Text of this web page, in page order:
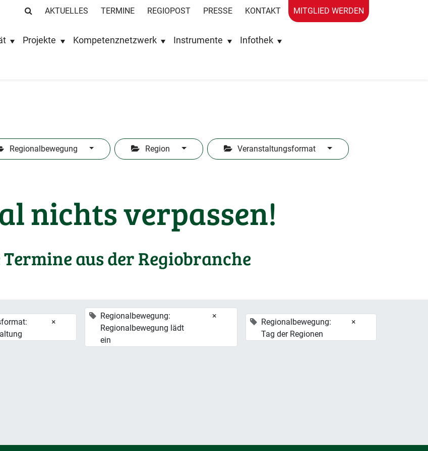
AKTUELLES TERMINE REGIOPOST PRESSE KONTAKT MITGLIED WERDEN
Projekte Kompetenznetzwerk Instrumente Infothek
Regionalbewegung Region Veranstaltungsformat
nichts verpassen!
aus der Regiobranche
×
Regionalbewegung:
Regionalbewegung lädt
ein
×
Regionalbewegung:
Tag der Regionen
×